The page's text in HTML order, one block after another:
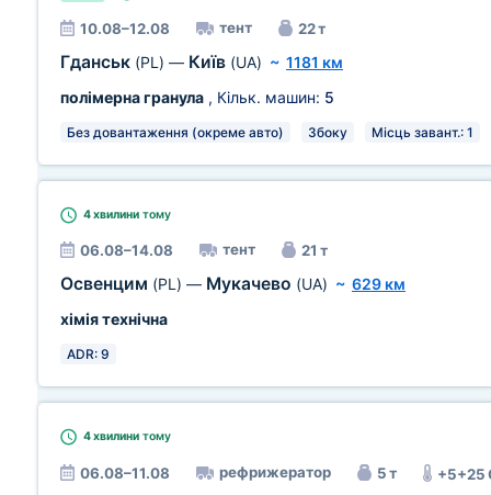
10.08–12.08 тент 22 т
Гданськ (PL) — Київ (UA) ~ 1181 км
полімерна гранула , Кільк. машин: 5
Без довантаження (окреме авто) Збоку Місць завант.: 1
4 хвилини тому
06.08–14.08 тент 21 т
Освенцим (PL) — Мукачево (UA) ~ 629 км
хімія технічна
ADR: 9
4 хвилини тому
06.08–11.08 рефрижератор 5 т +5+25